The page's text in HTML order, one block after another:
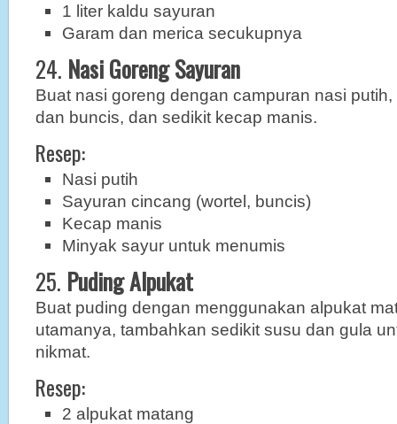
1 liter kaldu sayuran
Garam dan merica secukupnya
24. Nasi Goreng Sayuran
Buat nasi goreng dengan campuran nasi
dan buncis, dan sedikit kecap manis.
Resep:
Nasi putih
Sayuran cincang (wortel, buncis)
Kecap manis
Minyak sayur untuk menumis
25. Puding Alpukat
Buat puding dengan menggunakan alpukat
utamanya, tambahkan sedikit susu dan gula
nikmat.
Resep:
2 alpukat matang